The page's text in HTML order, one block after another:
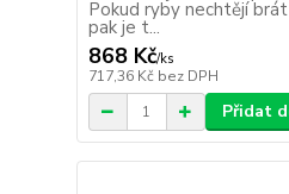
Pokud ryby nechtějí
pak je t...
868 Kč/ks
717,36 Kč bez DPH
Přidat